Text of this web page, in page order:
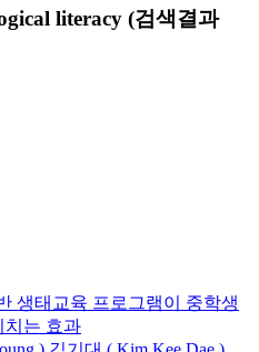
literacy (검색결과
생태교육 프로그램이 중학생
치는 효과